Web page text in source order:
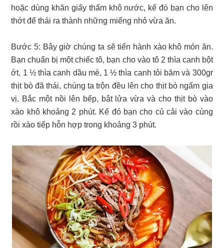
hoặc dùng khăn giấy thấm khô nước, kế đó bạn cho lên
thớt để thái ra thành những miếng nhỏ vừa ăn.
Bước 5: Bây giờ chúng ta sẽ tiến hành xào khô món ăn.
Bạn chuẩn bị một chiếc tô, bạn cho vào tô 2 thìa canh bột
ớt, 1 ½ thìa canh dầu mè, 1 ½ thìa canh tỏi băm và 300gr
thịt bò đã thái, chúng ta trộn đều lên cho thịt bò ngấm gia
vị. Bắc một nồi lên bếp, bật lửa vừa và cho thịt bò vào
xào khô khoảng 2 phút. Kế đó bạn cho củ cải vào cùng
rồi xào tiếp hỗn hợp trong khoảng 3 phút.